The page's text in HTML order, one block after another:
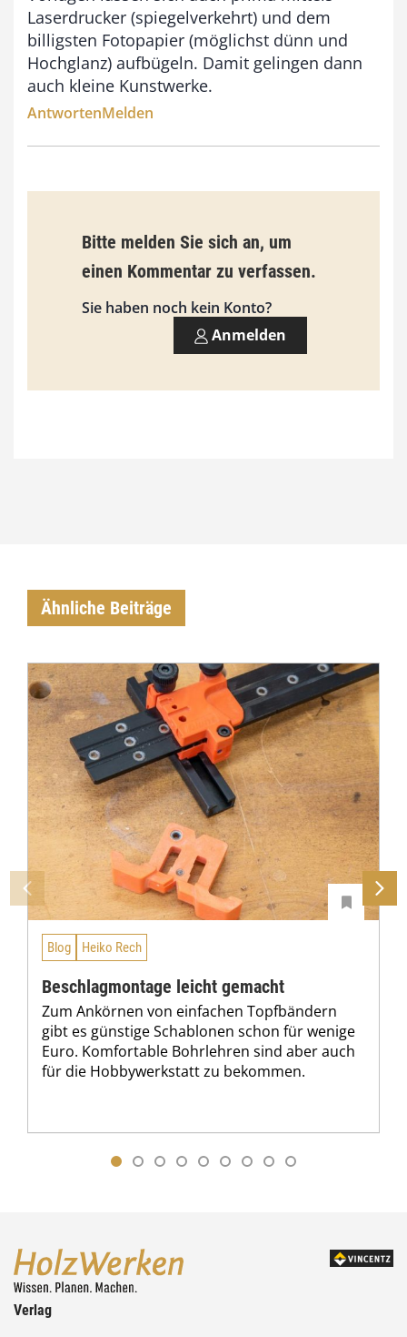
Laserdrucker (spiegelverkehrt) und dem
billigsten Fotopapier (möglichst dünn und
Hochglanz) aufbügeln. Damit gelingen dann
auch kleine Kunstwerke.
AntwortenMelden
Bitte melden Sie sich an, um
einen Kommentar zu verfassen.
Sie haben noch kein Konto?
Anmelden
Ähnliche Beiträge
Blog Heiko Rech
Beschlagmontage leicht gemacht
Zum Ankörnen von einfachen Topfbändern
gibt es günstige Schablonen schon für wenige
Euro. Komfortable Bohrlehren sind aber auch
für die Hobbywerkstatt zu bekommen.
Verlag